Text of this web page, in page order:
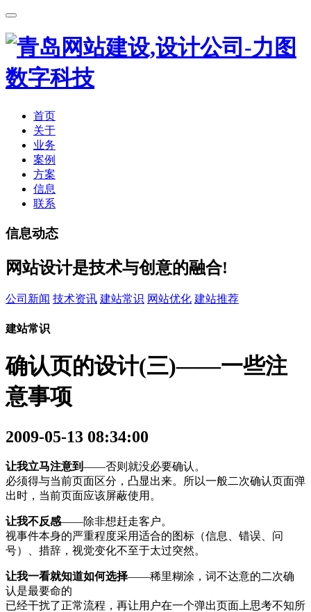
首页
关于
业务
案例
方案
信息
联系
信息动态
网站设计是技术与创意的融合!
公司新闻 技术资讯 建站常识 网站优化 建站推荐
建站常识
确认页的设计(三)——一些注
意事项
2009-05-13 08:34:00
让我立马注意到——否则就没必要确认。
必须得与当前页面区分，凸显出来。所以一般二次确认页面弹
出时，当前页面应该屏蔽使用。
让我不反感——除非想赶走客户。
视事件本身的严重程度采用适合的图标（信息、错误、问
号）、措辞，视觉变化不至于太过突然。
让我一看就知道如何选择——稀里糊涂，词不达意的二次确
认是最要命的
已经干扰了正常流程，再让用户在一个弹出页面上思考不知所